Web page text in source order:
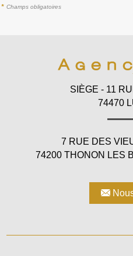
* Champs obligatoires
SIÈGE - 11
74470
7 RUE DES
74200 THONON LES